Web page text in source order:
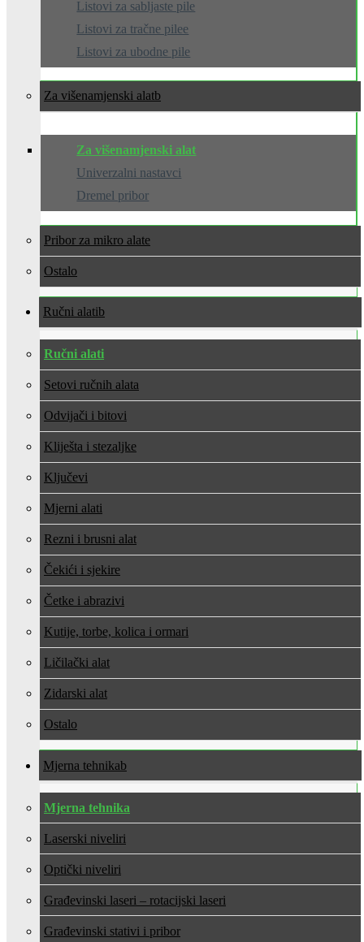
Listovi za sabljaste pile
Listovi za tračne pilee
Listovi za ubodne pile
Za višenamjenski alat
Za višenamjenski alat
Univerzalni nastavci
Dremel pribor
Pribor za mikro alate
Ostalo
Ručni alati
Ručni alati
Setovi ručnih alata
Odvijači i bitovi
Kliješta i stezaljke
Ključevi
Mjerni alati
Rezni i brusni alat
Čekići i sjekire
Četke i abrazivi
Kutije, torbe, kolica i ormari
Ličilački alat
Zidarski alat
Ostalo
Mjerna tehnika
Mjerna tehnika
Laserski niveliri
Optički niveliri
Građevinski laseri – rotacijski laseri
Građevinski stativi i pribor